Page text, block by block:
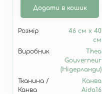
Додати в кошик
Розмір
46 см x 40
см
Виробник
Thea
Gouverneur
(Нідерланди)
Тканина /
Канва
Канва
Aida16